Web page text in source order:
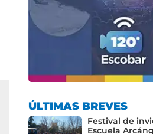
ÚLTIMAS BREVES
Festival de
Escuela